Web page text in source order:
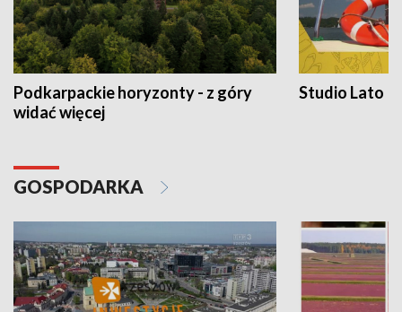
Podkarpackie horyzonty - z góry
widać więcej
Studio Lato
GOSPODARKA